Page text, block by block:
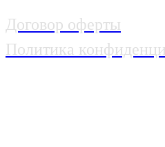
Договор оферты
Политика